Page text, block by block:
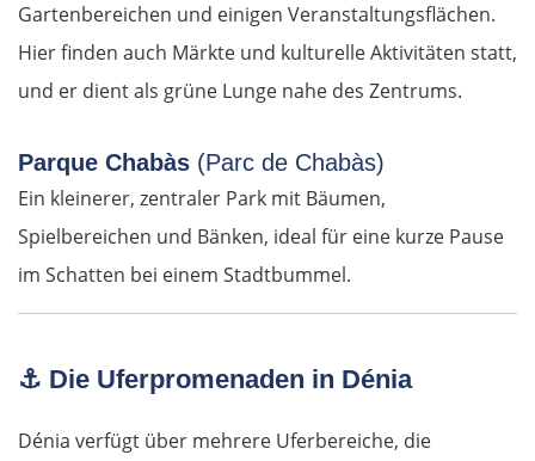
Gartenbereichen und einigen Veranstaltungsflächen.
Hier finden auch Märkte und kulturelle Aktivitäten statt,
und er dient als grüne Lunge nahe des Zentrums.
Parque Chabàs (Parc de Chabàs)
Ein kleinerer, zentraler Park mit Bäumen,
Spielbereichen und Bänken, ideal für eine kurze Pause
im Schatten bei einem Stadtbummel.
⚓ Die Uferpromenaden in Dénia
Dénia verfügt über mehrere Uferbereiche, die
Żyrardów
Turek
Posen
Deutschland Ost